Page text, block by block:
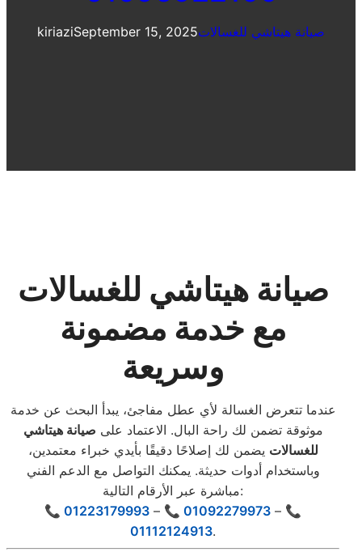
kiriaziSeptember 15, 2025صيانة هيتاشي للغسالات
صيانة هيتاشي للغسالات
مع خدمة مضمونة
وسريعة
عندما تتعرض الغسالة لأي عطل مفاجئ، يبدأ البحث عن خدمة
موثوقة تضمن لك راحة البال. الاعتماد على صيانة هيتاشي
للغسالات يضمن لك إصلاحًا دقيقًا بأيدي خبراء معتمدين،
وباستخدام أدوات حديثة. يمكنك التواصل مع الدعم الفني
مباشرة عبر الأرقام التالية:
📞 01223179993 – 📞 01092279973 – 📞
01112124913.